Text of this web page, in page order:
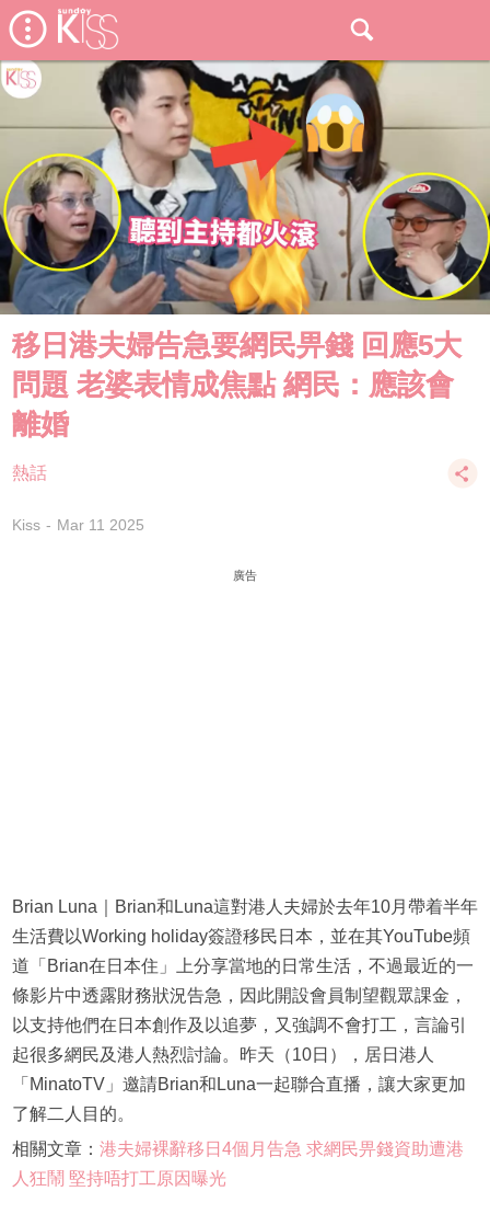
移日港夫婦告急要網民畀錢 回應5大
問題 老婆表情成焦點 網民：應該會
離婚
熱話
Kiss Mar 11 2025
廣告
Brian Luna｜Brian和Luna這對港人夫婦於去年10月帶着半年
生活費以Working holiday簽證移民日本，並在其YouTube頻
道「Brian在日本住」上分享當地的日常生活，不過最近的一
條影片中透露財務狀況告急，因此開設會員制望觀眾課金，
以支持他們在日本創作及以追夢，又強調不會打工，言論引
起很多網民及港人熱烈討論。昨天（10日），居日港人
「MinatoTV」邀請Brian和Luna一起聯合直播，讓大家更加
了解二人目的。
相關文章： 港夫婦裸辭移日4個月告急 求網民畀錢資助遭港
人狂鬧 堅持唔打工原因曝光